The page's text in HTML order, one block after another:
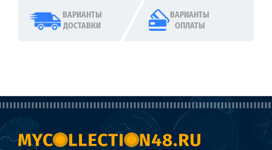
ВАРИАНТЫ
ДОСТАВКИ
ВАРИАНТЫ
ОПЛАТЫ